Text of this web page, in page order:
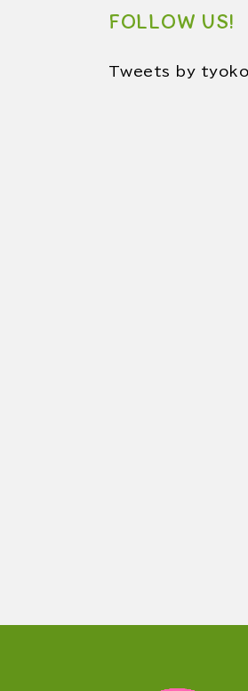
FOLLOW US!
Tweets by